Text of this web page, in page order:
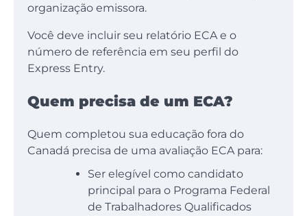
organização emissora.
Você deve incluir seu relatório ECA e o
número de referência em seu perfil do
Express Entry.
Quem precisa de um ECA?
Quem completou sua educação fora do
Canadá precisa de uma avaliação ECA para:
Ser elegível como candidato
principal para o Programa Federal
de Trabalhadores Qualificados